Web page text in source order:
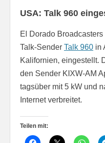
USA: Talk 960
El Dorado
Talk-Sender Talk 960 in
Kalifornien, eingestellt.
den Sender KIXW-AM
tagsüber mit 5 kW und
Internet verbreitet.
Teilen mit: